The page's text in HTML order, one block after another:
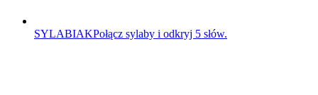
SYLABIAKPołącz sylaby i odkryj 5 słów.